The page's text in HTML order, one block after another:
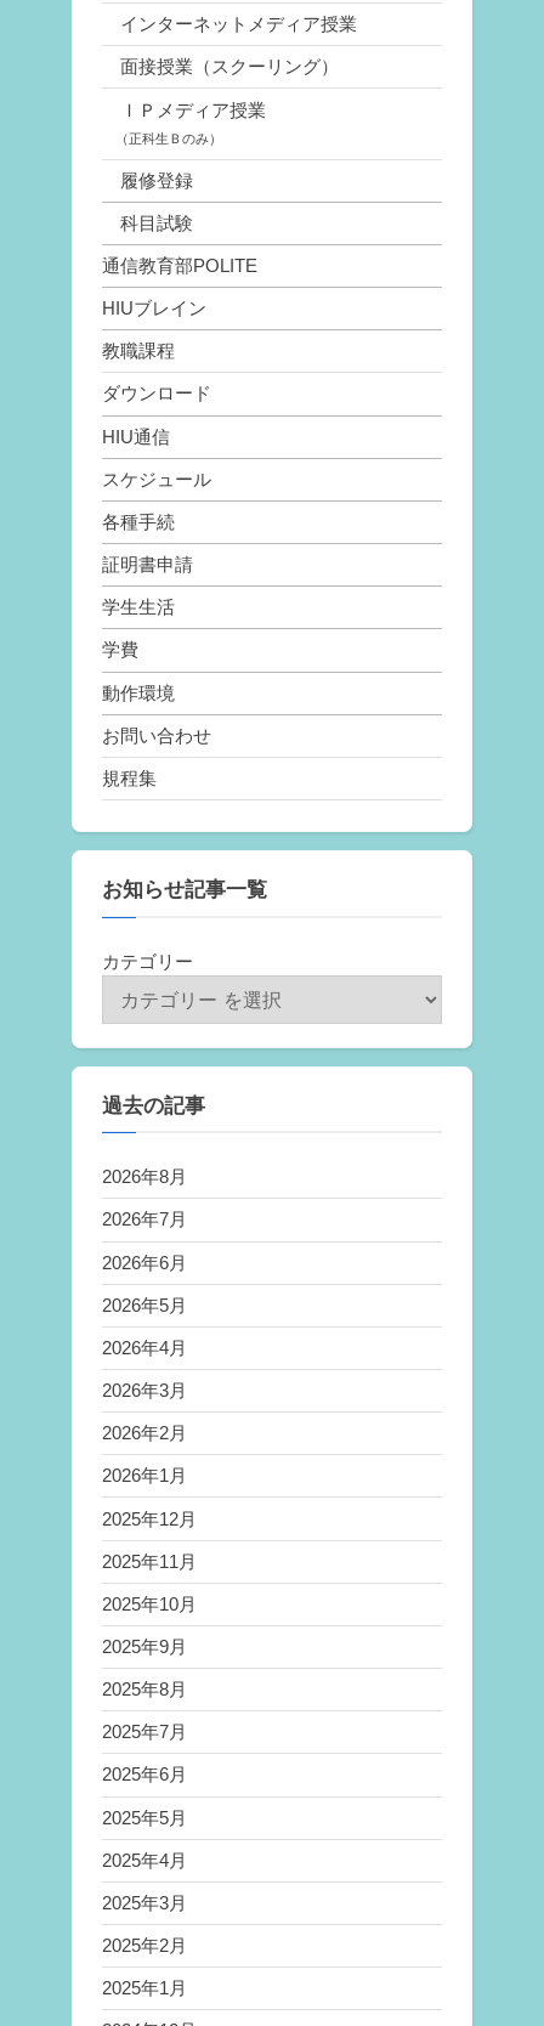
インターネットメディア授業
面接授業（スクーリング）
ＩＰメディア授業
（正科生Ｂのみ）
履修登録
科目試験
通信教育部POLITE
HIUブレイン
教職課程
ダウンロード
HIU通信
スケジュール
各種手続
証明書申請
学生生活
学費
動作環境
お問い合わせ
規程集
お知らせ記事一覧
カテゴリー
過去の記事
2026年8月
2026年7月
2026年6月
2026年5月
2026年4月
2026年3月
2026年2月
2026年1月
2025年12月
2025年11月
2025年10月
2025年9月
2025年8月
2025年7月
2025年6月
2025年5月
2025年4月
2025年3月
2025年2月
2025年1月